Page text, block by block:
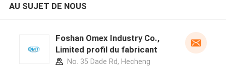
AU SUJET DE NOUS
Foshan Omex Industry Co.,
Limited profil du fabricant
No. 35 Dade Rd, Hecheng